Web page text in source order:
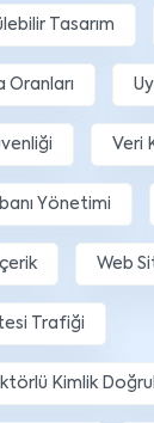
Tasarım
Oranları
Veri
Yönetimi
Web
Trafiği
Kimlik